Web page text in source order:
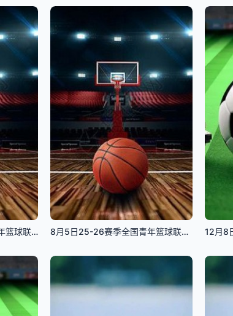
6月15日25-26赛季全国青年篮球联赛男子组决赛 青岛国信海天69VS70四川锦城 8月5日25-26赛季全国青年篮球联赛 广东宏远99VS64天津荣钢